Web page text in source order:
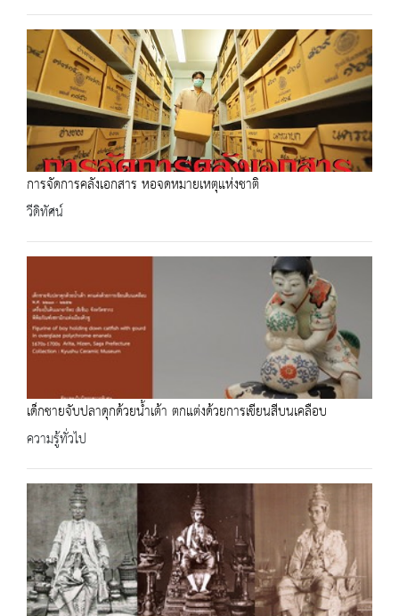
การจัดการคลังเอกสาร หอจดหมายเหตุแห่งชาติ
วีดิทัศน์
เด็กชายจับปลาดุกด้วยน้ำเต้า ตกแต่งด้วยการเขียนสีบนเคลือบ
ความรู้ทั่วไป